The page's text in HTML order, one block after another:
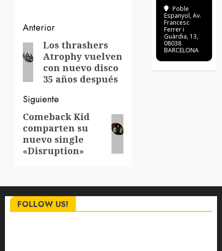
Navegación
de
entradas
Anterior
Entrada
anterior:
Los thrashers
Atrophy vuelven
con nuevo disco
35 años después
Siguiente
Siguiente
entrada:
Comeback Kid
comparten su
nuevo single
«Disruption»
Poble
Espanyol, Av.
Francesc
Ferrer i
Guàrdia, 13,
08038
BARCELONA
FOLLOW US!